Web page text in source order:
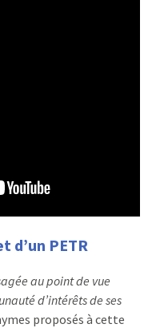
d’un PETR
au point de vue
d’intérêts de ses
proposés à cette